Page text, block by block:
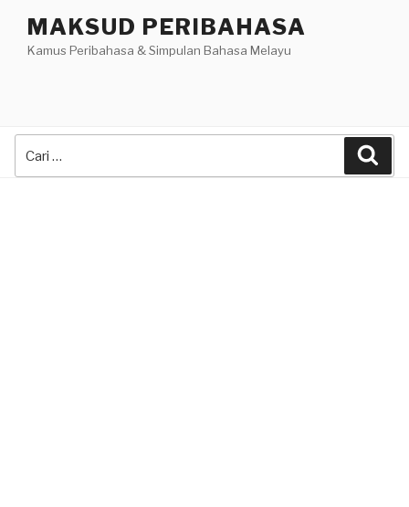
content
MAKSUD PERIBAHASA
Kamus Peribahasa & Simpulan Bahasa Melayu